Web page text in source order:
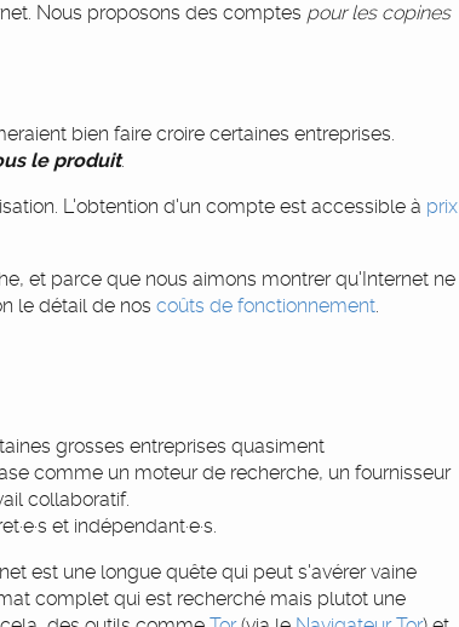
Nous proposons des comptes pour les copines
bien faire croire certaines entreprises.
le produit.
L'obtention d'un compte est accessible à prix
et parce que nous aimons montrer qu'Internet ne
le détail de nos coûts de fonctionnement.
grosses entreprises quasiment
comme un moteur de recherche, un fournisseur
collaboratif.
et indépendant·e·s.
est une longue quête qui peut s'avérer vaine
complet qui est recherché mais plutot une